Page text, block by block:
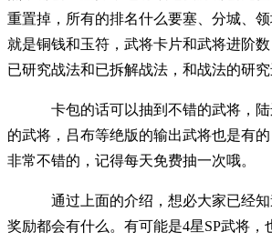
重置掉，所有的排名什么要塞、分城、
就是铜钱和玉符，武将卡片和武将进阶数
已研究战法和已拆解战法，和战法的研究
卡包的话可以抽到不错的武将，陆
的武将，吕布等绝版的输出武将也是有
非常不错的，记得每天免费抽一次哦。
通过上面的介绍，想必大家已经知
奖励都会有什么。有可能是4星SP武将，